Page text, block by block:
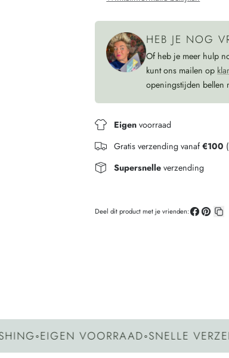
HEB JE NOG
Of heb je meer hulp
kunt ons mailen op
openingstijden bellen
Eigen voorraad
Gratis verzending vanaf€100
Supersnelle verzending
Deel dit product met je vrienden:
◦EIGEN VOORRAAD◦SNELLE